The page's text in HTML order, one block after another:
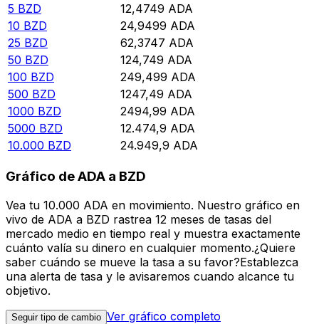
5 BZD 12,4749 ADA
10 BZD 24,9499 ADA
25 BZD 62,3747 ADA
50 BZD 124,749 ADA
100 BZD 249,499 ADA
500 BZD 1247,49 ADA
1000 BZD 2494,99 ADA
5000 BZD 12.474,9 ADA
10.000 BZD 24.949,9 ADA
Gráfico de ADA a BZD
Vea tu 10.000 ADA en movimiento. Nuestro gráfico en
vivo de ADA a BZD rastrea 12 meses de tasas del
mercado medio en tiempo real y muestra exactamente
cuánto valía su dinero en cualquier momento.¿Quiere
saber cuándo se mueve la tasa a su favor?Establezca
una alerta de tasa y le avisaremos cuando alcance tu
objetivo.
Seguir tipo de cambio Ver gráfico completo